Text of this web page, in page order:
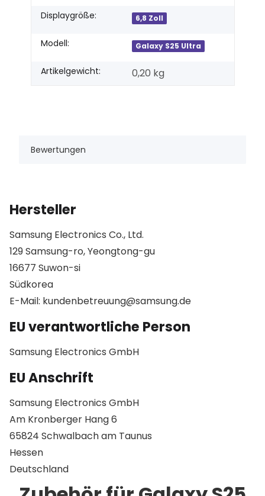
Displaygröße: 6,8 Zoll
Modell: Galaxy S25 Ultra
Artikelgewicht: 0,20 kg
Bewertungen
Hersteller
Samsung Electronics Co., Ltd.
129 Samsung-ro, Yeongtong-gu
16677 Suwon-si
Südkorea
E-Mail: kundenbetreuung@samsung.de
EU verantwortliche Person
Samsung Electronics GmbH
EU Anschrift
Samsung Electronics GmbH
Am Kronberger Hang 6
65824 Schwalbach am Taunus
Hessen
Deutschland